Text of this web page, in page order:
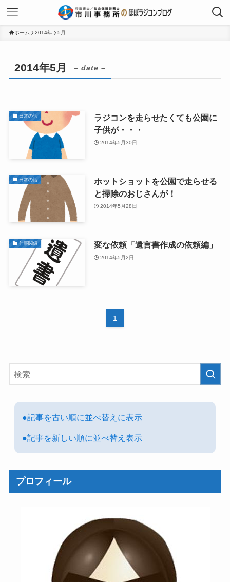
ホーム 2014年 5月
2014年5月 – date –
日常の話
ラジコンを走らせたくても公園に
子供が・・・
2014年5月30日
日常の話
ホットショットを公園で走らせる
と掃除のおじさんが！
2014年5月28日
仕事関係 変な依頼「遺言書作成の依頼編」
2014年5月2日
1
●記事を古い順に並べ替えに表示
●記事を新しい順に並べ替え表示
プロフィール